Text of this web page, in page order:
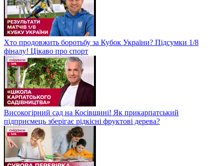
Хто продовжить боротьбу за Кубок України? Підсумки 1/8
фіналу! Цікаво про спорт
Високогірний сад на Косівщині! Як прикарпатський
підприємець зберігає рідкісні фруктові дерева?